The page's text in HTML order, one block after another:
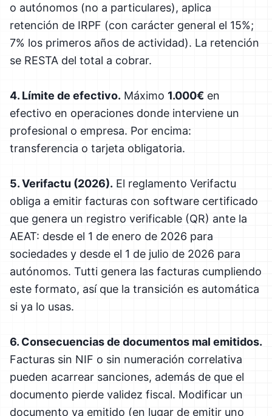
o autónomos (no a particulares), aplica
retención de IRPF (con carácter general el 15%;
7% los primeros años de actividad). La retención
se RESTA del total a cobrar.
4. Límite de efectivo. Máximo 1.000€ en
efectivo en operaciones donde interviene un
profesional o empresa. Por encima:
transferencia o tarjeta obligatoria.
5. Verifactu (2026). El reglamento Verifactu
obliga a emitir facturas con software certificado
que genera un registro verificable (QR) ante la
AEAT: desde el 1 de enero de 2026 para
sociedades y desde el 1 de julio de 2026 para
autónomos. Tutti genera las facturas cumpliendo
este formato, así que la transición es automática
si ya lo usas.
6. Consecuencias de documentos mal emitidos.
Facturas sin NIF o sin numeración correlativa
pueden acarrear sanciones, además de que el
documento pierde validez fiscal. Modificar un
documento ya emitido (en lugar de emitir uno